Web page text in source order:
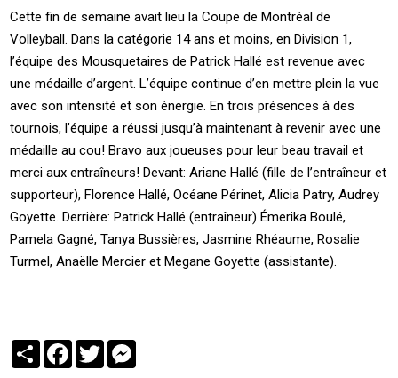
Cette fin de semaine avait lieu la Coupe de Montréal de
Volleyball. Dans la catégorie 14 ans et moins, en Division 1,
l’équipe des Mousquetaires de Patrick Hallé est revenue avec
une médaille d’argent. L’équipe continue d’en mettre plein la vue
avec son intensité et son énergie. En trois présences à des
tournois, l’équipe a réussi jusqu’à maintenant à revenir avec une
médaille au cou! Bravo aux joueuses pour leur beau travail et
merci aux entraîneurs! Devant: Ariane Hallé (fille de l’entraîneur et
supporteur), Florence Hallé, Océane Périnet, Alicia Patry, Audrey
Goyette. Derrière: Patrick Hallé (entraîneur) Émerika Boulé,
Pamela Gagné, Tanya Bussières, Jasmine Rhéaume, Rosalie
Turmel, Anaëlle Mercier et Megane Goyette (assistante).
PartagerFacebook
Twitter